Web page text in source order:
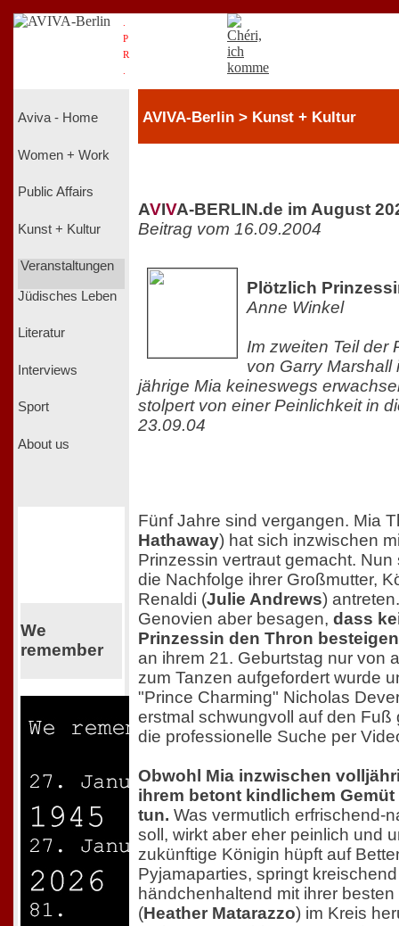
P
R
Aviva - Home
Women + Work
Public Affairs
Kunst + Kultur
Veranstaltungen
Jüdisches Leben
Literatur
Interviews
Sport
About us
We
remember
AVIVA-Berlin > Kunst + Kultur
AVIVA-BERLIN.de im August
Beitrag vom 16.09.2004
Plötzlich
Anne Winkel
Im zweiten Teil der
von Garry Marshall
jährige Mia keineswegs
stolpert von einer Peinlichkeit in
23.09.04
Fünf Jahre sind vergangen. Mia
Hathaway) hat sich inzwischen
Prinzessin vertraut gemacht. Nun
die Nachfolge ihrer Großmutter,
Renaldi (Julie Andrews)
Genovien aber besagen, dass
Prinzessin den Thron
an ihrem 21. Geburtstag nur von
zum Tanzen aufgefordert wurde
"Prince Charming" Nicholas
erstmal schwungvoll auf den Fuß
die professionelle Suche per
Obwohl Mia inzwischen
ihrem betont kindlichem
tun. Was vermutlich erfrischend-
soll, wirkt aber eher peinlich und
zukünftige Königin hüpft auf
Pyjamaparties, springt
händchenhaltend mit ihrer
(Heather Matarazzo) im Kreis